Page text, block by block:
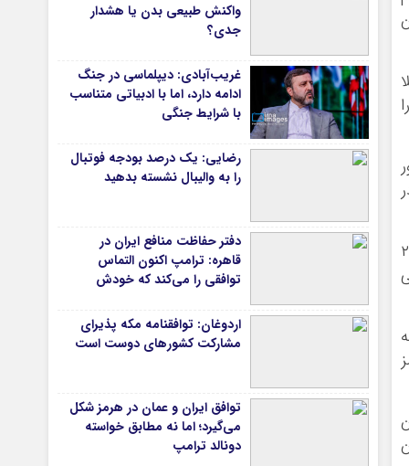
آموزش و پرورش
بهداشت و درمان
سبک زندگی
حوادث، انتظامی
شهری و رفاهی
شهرداری و شورای شهر
*ماناسپهر
اطلاعیه
پیام تبریک ماناسپهر
پیوندهای سایت
را
کشور
در
انجام شده است حدود ۲۵
واکنش طبیعی بدن یا هشدار
جدی؟
غریب‌آبادی: دیپلماسی در جنگ
ادامه دارد، اما با ادبیاتی متناسب
با شرایط جنگی
رضایی: یک درصد بودجه فوتبال
را به والیبال نشسته بدهید
دفتر حفاظت منافع ایران در
قاهره: ترامپ اکنون التماس
توافقی را می‌کند که خودش
اردوغان: توافقنامه مکه پذیرای
مشارکت کشورهای دوست است
توافق ایران و عمان در هرمز شکل
می‌گیرد؛ اما نه مطابق خواسته
دونالد ترامپ